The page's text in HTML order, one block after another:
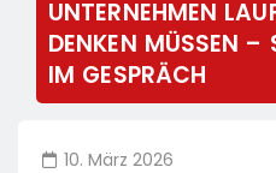
UNTERNEHMEN
DENKEN MÜSSEN –
IM GESPRÄCH
10. März 2026